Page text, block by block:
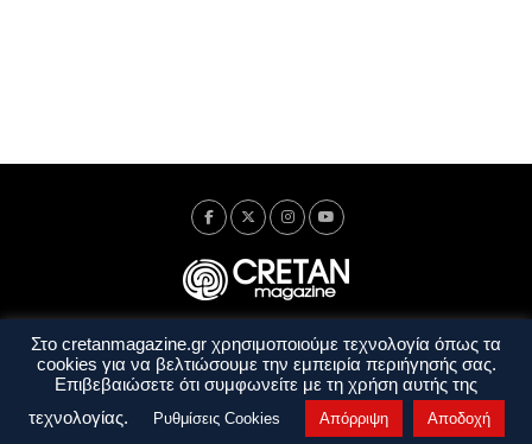
Ταυτότητα Πολιτική Απορρήτου
Όροι Χρήσης
Όροι και Προϋποθέσεις
Στο cretanmagazine.gr χρησιμοποιούμε τεχνολογία όπως τα
cookies για να βελτιώσουμε την εμπειρία περιήγησής σας.
Επιβεβαιώσετε ότι συμφωνείτε με τη χρήση αυτής της
τεχνολογίας.
Ρυθμίσεις Cookies Απόρριψη Αποδοχή